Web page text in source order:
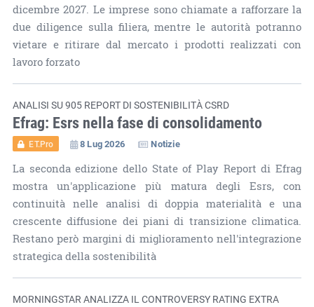
dicembre 2027. Le imprese sono chiamate a rafforzare la
due diligence sulla filiera, mentre le autorità potranno
vietare e ritirare dal mercato i prodotti realizzati con
lavoro forzato
ANALISI SU 905 REPORT DI SOSTENIBILITÀ CSRD
Efrag: Esrs nella fase di consolidamento
ET.Pro 8 Lug 2026 Notizie
La seconda edizione dello State of Play Report di Efrag
mostra un'applicazione più matura degli Esrs, con
continuità nelle analisi di doppia materialità e una
crescente diffusione dei piani di transizione climatica.
Restano però margini di miglioramento nell'integrazione
strategica della sostenibilità
MORNINGSTAR ANALIZZA IL CONTROVERSY RATING EXTRA